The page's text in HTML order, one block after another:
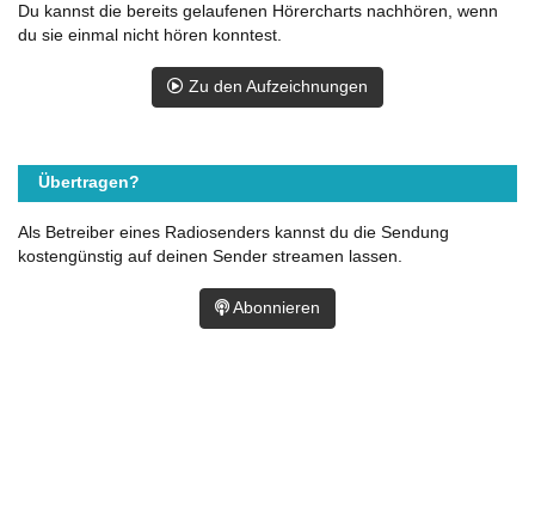
Du kannst die bereits gelaufenen Hörercharts nachhören, wenn
du sie einmal nicht hören konntest.
Zu den Aufzeichnungen
Übertragen?
Als Betreiber eines Radiosenders kannst du die Sendung
kostengünstig auf deinen Sender streamen lassen.
Abonnieren